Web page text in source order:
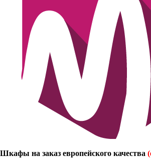
Шкафы на заказ европейского качества